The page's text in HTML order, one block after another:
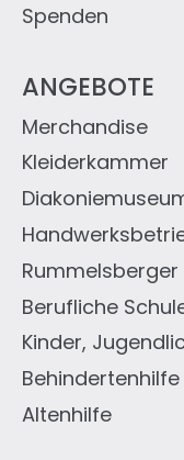
ANGEBOTE
Altenhilfe
Behindertenhilfe
Kinder,
Berufliche
Kleiderkammer
Merchandise
Spenden